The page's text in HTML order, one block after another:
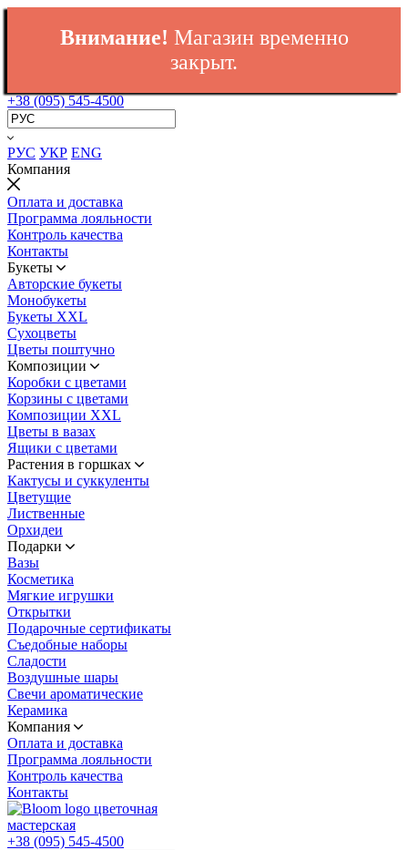
Внимание! Магазин временно
закрыт.
+38 (095) 545-4500
РУС УКР ENG
Компания
Оплата и доставка
Программа лояльности
Контроль качества
Контакты
Букеты
Авторские букеты
Монобукеты
Букеты XXL
Сухоцветы
Цветы поштучно
Композиции
Коробки с цветами
Корзины с цветами
Композиции XXL
Цветы в вазах
Ящики с цветами
Растения в горшках
Кактусы и суккуленты
Цветущие
Лиственные
Орхидеи
Подарки
Вазы
Косметика
Мягкие игрушки
Открытки
Подарочные сертификаты
Съедобные наборы
Сладости
Воздушные шары
Свечи ароматические
Керамика
Компания
Оплата и доставка
Программа лояльности
Контроль качества
Контакты
цветочная
мастерская
+38 (095) 545-4500